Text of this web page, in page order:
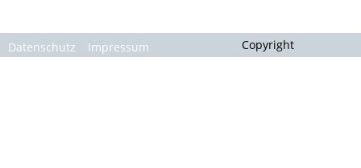
Datenschutz Impressum Copyright